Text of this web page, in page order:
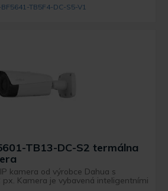
TB5F4-DC-S5-V1
TB13-DC-S2 termálna
kamera od výrobce Dahua s
Kamera je vybavená inteligentními